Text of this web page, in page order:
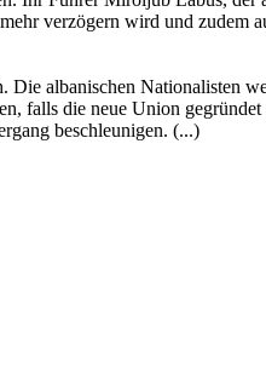
verzögern wird und zudem
albanischen Nationalisten
falls die neue Union
beschleunigen. (...)